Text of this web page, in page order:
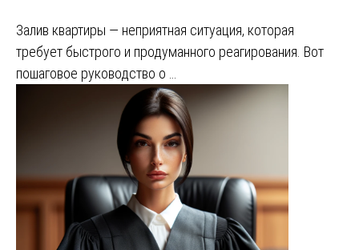
Залив квартиры — неприятная ситуация, которая
требует быстрого и продуманного реагирования. Вот
пошаговое руководство о …